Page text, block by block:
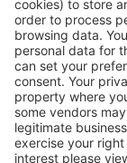
Attraktive
Benutzer.
Wählen Sie
Hütten,